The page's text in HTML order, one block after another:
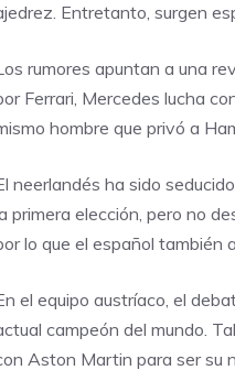
Entretanto, surgen
rumores apuntan a una
Ferrari, Mercedes lucha
hombre que privó a
neerlandés ha sido
primera elección, pero no
lo que el español también
el equipo austríaco, el
campeón del mundo.
Aston Martin para ser su